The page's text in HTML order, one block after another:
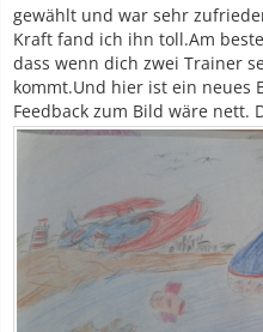
gewählt und war sehr
Kraft fand ich ihn toll.Am
dass wenn dich zwei Trainer
kommt.Und hier ist ein neues
Feedback zum Bild wäre nett.